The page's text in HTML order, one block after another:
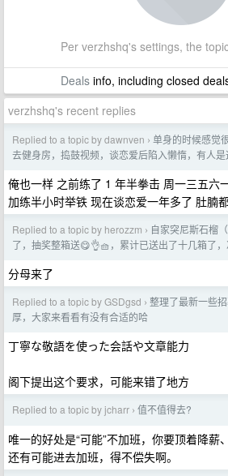
Per verzhshq's settings, the
Dealsinfo, including closed
verzhshq's recent replies
Replied to a topic by dawnven › 单身的时候感觉
去健身房，捣鼓视频，谈恋爱后陷入懒惰，有人
俺也一样 之前练了 1 年半拳击 周一三五六
加练半小时举铁 现在谈恋爱一年多了 肚腩
Replied to a topic by herozzm › 自家突尼斯石榴
了，抽奖整箱送😋👌🧺，累计已送出了十几箱了
分母来了
Replied to a topic by GSDgsd › 整理了最新一些
厚，大家来看看有没有合适的哈
丁寧な敬語を使った会話や文章能力
阁下提出这个要求，可能来错了地方
Replied to a topic by jcharr › 值不值得去?
唯一的好处是“可能”不加班，你要顶着降薪
还有可能进去加班，得不偿失啊。